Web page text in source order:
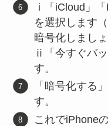
ⅰ「iCloud」
を選択します
暗号化しましょ
ⅱ「今すぐバ
す。
「暗号化する
す。
これでiPhone